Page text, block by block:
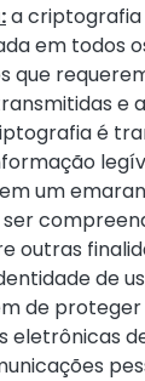
a
em todos
que
e
é
um
outras
de
de
eletrônicas